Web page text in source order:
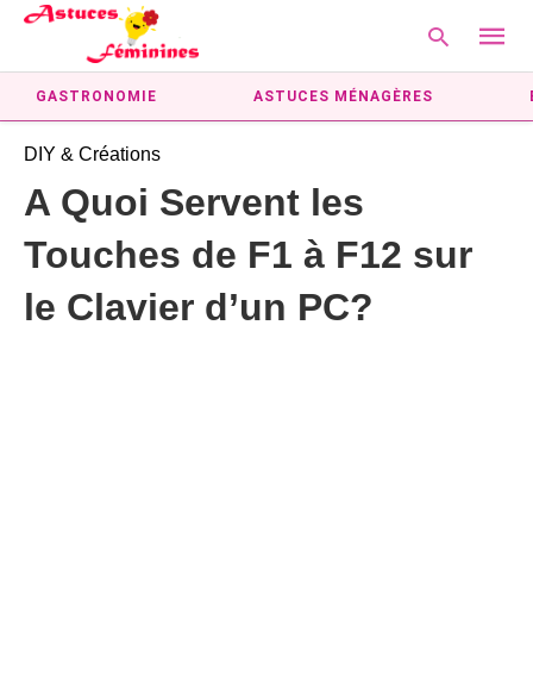
GASTRONOMIE ASTUCES MÉNAGÈRES
DIY & Créations
A Quoi Servent les
Touches de F1 à F12 sur
le Clavier d’un PC?